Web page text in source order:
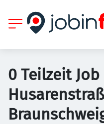
0 Teilzeit